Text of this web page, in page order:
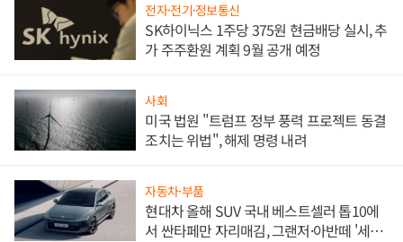
전자·전기·정보통신
SK하이닉스 1주당 375원 현금배당 실시, 추
가 주주환원 계획 9월 공개 예정
사회
미국 법원 "트럼프 정부 풍력 프로젝트 동결
조치는 위법", 해제 명령 내려
자동차·부품
현대차 올해 SUV 국내 베스트셀러 톱10에
서 싼타페만 자리매김, 그랜저·아반떼 '세단